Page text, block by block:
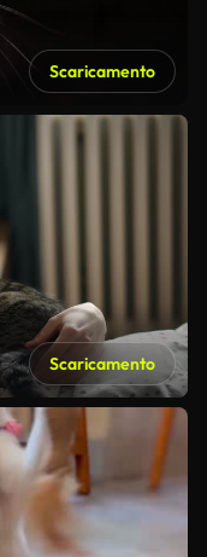
Scaricamento
Scaricamento